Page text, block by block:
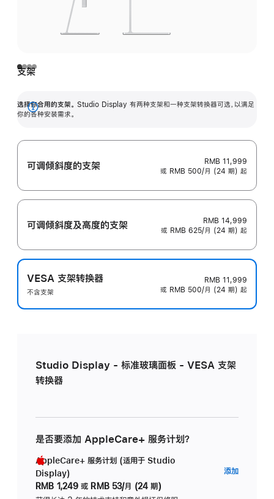
支架
选择你合用的支架。 Studio Display 有两种支架和一种支架转换器可选，以满足
你的各种安装需求。
展
可调倾斜度的支架
RMB 11,999
或 RMB 500/月 (24 期) 起
可调倾斜度及高‍度的支‍架
RMB 14,999
或 RMB 625/月 (24 期) 起
VESA 支架转换器
不含支架
RMB 11,999
或 RMB 500/月 (24 期) 起
Studio Display - 标准玻璃面板 - VESA 支架
转换器
是否要添加 AppleCare+ 服务计划？
AppleCare+ 服务计划 (适用于 Studio
Display)
RMB 1,249 或 RMB 53/月 (24 期)
添加